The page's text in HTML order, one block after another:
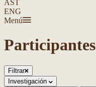
AST
ENG
Menú
Participantes
Filtrar
Investigación